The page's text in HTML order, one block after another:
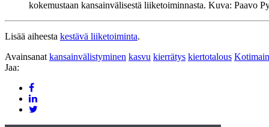
kokemustaan kansainvälisestä liiketoiminnasta. Kuva: Paavo
Lisää aiheesta kestävä liiketoiminta.
Avainsanat kansainvälistyminen kasvu kierrätys kiertotalous
Jaa: